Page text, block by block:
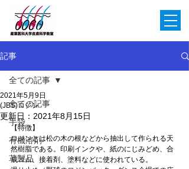
記事
全ての記事
手袋
有機溶剤
革製品
全ての記事
(JBS)ロジン
2021年5月9日
更新日： 2021年8月15日
【特徴】
ロジンとは松の木の根などから抽出して作られる天
然樹脂である。印刷インクや、紙のにじみどめ、合
成ゴム、接着剤、塗料などに使われている。